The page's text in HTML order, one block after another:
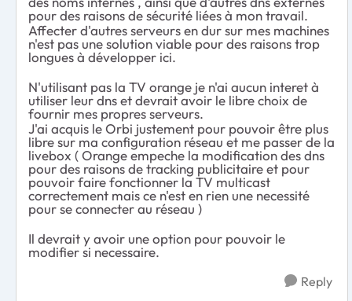
pour des raisons de sécurité liées à mon travail.
Affecter d'autres serveurs en dur sur mes machines
n'est pas une solution viable pour des raisons trop
longues à développer ici.
N'utilisant pas la TV orange je n'ai aucun interet à
utiliser leur dns et devrait avoir le libre choix de
fournir mes propres serveurs.
J'ai acquis le Orbi justement pour pouvoir être plus
libre sur ma configuration réseau et me passer de la
livebox ( Orange empeche la modification des dns
pour des raisons de tracking publicitaire et pour
pouvoir faire fonctionner la TV multicast
correctement mais ce n'est en rien une necessité
pour se connecter au réseau )
Il devrait y avoir une option pour pouvoir le
modifier si necessaire.
Reply